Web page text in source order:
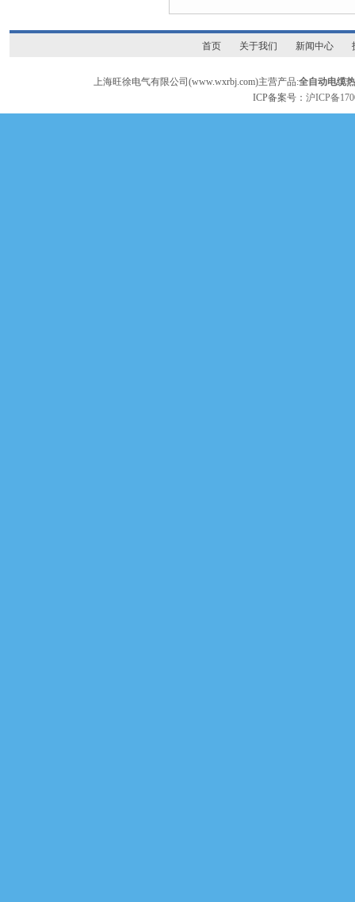
首页 关于我们 新闻中心
上海旺徐电气有限公司(www.wxrbj.com)主营产品:全自动电缆
ICP备案号：沪ICP备